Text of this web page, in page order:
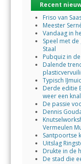
Recent
Friso van
Meester
Vandaag in
Speel met
Staal
Pubquiz in
Dalende
Typisch
Derde editie
weer een
De passie
Dennis
Vermeulen
Santpoortse
Uitslag
Drukte in de
De stad die